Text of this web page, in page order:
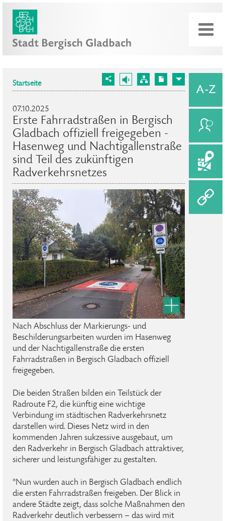
Startseite
07.10.2025
Erste Fahrradstraßen in Bergisch
Gladbach offiziell freigegeben -
Hasenweg und Nachtigallenstraße
sind Teil des zukünftigen
Radverkehrsnetzes
Nach Abschluss der Markierungs- und
Beschilderungsarbeiten wurden im Hasenweg
und der Nachtigallenstraße die ersten
Fahrradstraßen in Bergisch Gladbach offiziell
freigegeben.
Die beiden Straßen bilden ein Teilstück der
Radroute F2, die künftig eine wichtige
Verbindung im städtischen Radverkehrsnetz
darstellen wird. Dieses Netz wird in den
kommenden Jahren sukzessive ausgebaut, um
den Radverkehr in Bergisch Gladbach attraktiver,
sicherer und leistungsfähiger zu gestalten.
"Nun wurden auch in Bergisch Gladbach endlich
die ersten Fahrradstraßen freigeben. Der Blick in
andere Städte zeigt, dass solche Maßnahmen den
Radverkehr deutlich verbessern – das wird mit